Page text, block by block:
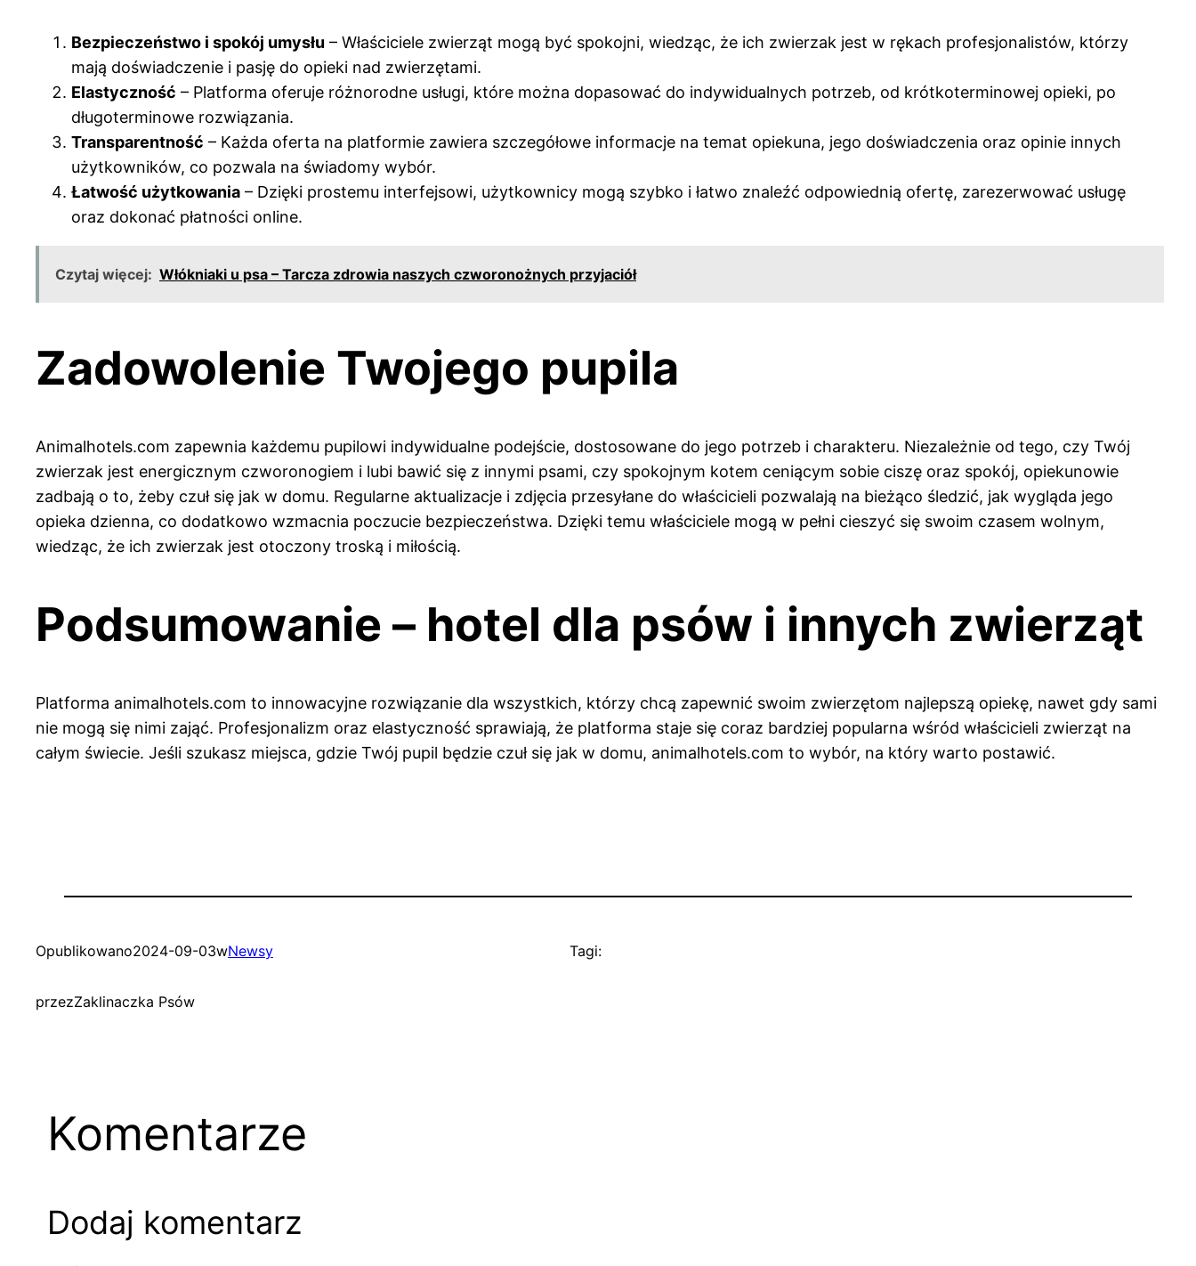
Bezpieczeństwo i spokój umysłu – Właściciele zwierząt mogą być spokojni, wiedząc, że ich zwierzak jest w rękach profesjonalistów, którzy
mają doświadczenie i pasję do opieki nad zwierzętami.
Elastyczność – Platforma oferuje różnorodne usługi, które można dopasować do indywidualnych potrzeb, od krótkoterminowej opieki, po
długoterminowe rozwiązania.
Transparentność – Każda oferta na platformie zawiera szczegółowe informacje na temat opiekuna, jego doświadczenia oraz opinie innych
użytkowników, co pozwala na świadomy wybór.
Łatwość użytkowania – Dzięki prostemu interfejsowi, użytkownicy mogą szybko i łatwo znaleźć odpowiednią ofertę, zarezerwować usługę
oraz dokonać płatności online.
Czytaj więcej: Włókniaki u psa – Tarcza zdrowia naszych czworonożnych przyjaciół
Zadowolenie Twojego pupila
Animalhotels.com zapewnia każdemu pupilowi indywidualne podejście, dostosowane do jego potrzeb i charakteru. Niezależnie od tego, czy Twój
zwierzak jest energicznym czworonogiem i lubi bawić się z innymi psami, czy spokojnym kotem ceniącym sobie ciszę oraz spokój, opiekunowie
zadbają o to, żeby czuł się jak w domu. Regularne aktualizacje i zdjęcia przesyłane do właścicieli pozwalają na bieżąco śledzić, jak wygląda jego
opieka dzienna, co dodatkowo wzmacnia poczucie bezpieczeństwa. Dzięki temu właściciele mogą w pełni cieszyć się swoim czasem wolnym,
wiedząc, że ich zwierzak jest otoczony troską i miłością.
Podsumowanie – hotel dla psów i innych zwierząt
Platforma animalhotels.com to innowacyjne rozwiązanie dla wszystkich, którzy chcą zapewnić swoim zwierzętom najlepszą opiekę, nawet gdy sami
nie mogą się nimi zająć. Profesjonalizm oraz elastyczność sprawiają, że platforma staje się coraz bardziej popularna wśród właścicieli zwierząt na
całym świecie. Jeśli szukasz miejsca, gdzie Twój pupil będzie czuł się jak w domu, animalhotels.com to wybór, na który warto postawić.
Opublikowano2024-09-03wNewsy
przezZaklinaczka Psów
Tagi:
Komentarze
Dodaj komentarz